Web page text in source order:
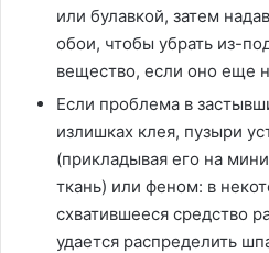
или булавкой, затем
обои, чтобы убрать из-
вещество, если оно еще
Если проблема в
излишках клея, пузыри
(прикладывая его на
ткань) или феном: в
схватившееся средство
удается распределить